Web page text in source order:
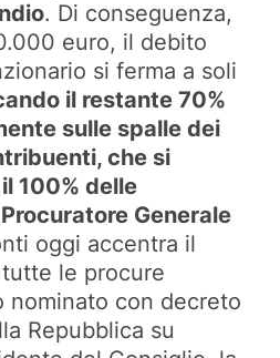
. Di conseguenza,
euro, il debito
si ferma a soli
il restante 70%
sulle spalle dei
che si
100% delle
Procuratore Generale
oggi accentra il
le procure
nominato con decreto
Repubblica su